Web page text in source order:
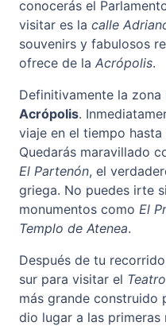
conocerás el
visitar es la calle
souvenirs y fabulosos
ofrece de la Acrópolis.
Definitivamente la zona
Acrópolis.
viaje en el tiempo
Quedarás maravillado
El Partenón, el
griega. No puedes irte
monumentos como El
Templo de Atenea.
Después de tu
sur para visitar el
más grande construido
dio lugar a las